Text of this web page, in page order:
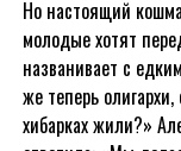
Но настоящий
молодые хотят
названивает с
же теперь
хибарках жили?»